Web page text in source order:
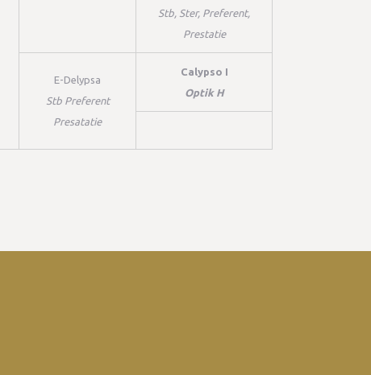
Stb, Ster, Preferent,
Prestatie
E-Delypsa
Stb Preferent
Presatatie
Calypso I
Optik H